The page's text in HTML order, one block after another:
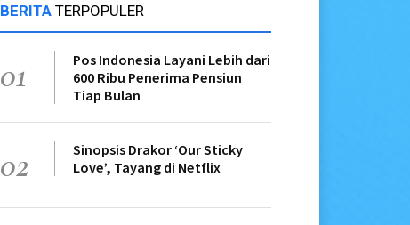
BERITA TERPOPULER
01
Pos Indonesia Layani Lebih dari
600 Ribu Penerima Pensiun
Tiap Bulan
02
Sinopsis Drakor ‘Our Sticky
Love’, Tayang di Netflix